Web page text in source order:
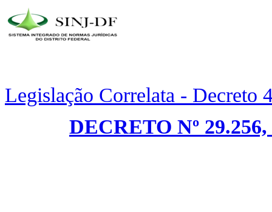
Legislação Correlata - Decreto
DECRETO Nº